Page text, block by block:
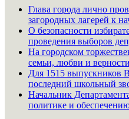
Глава города лично
загородных лагерей к
О безопасности
проведения выборов
На городском
семьи, любви и
Для 1515 выпускников
последний школьный
Начальник
политике и